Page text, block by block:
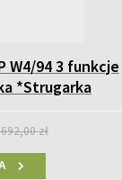
W4/94 3 funkcje
*Strugarka
zł